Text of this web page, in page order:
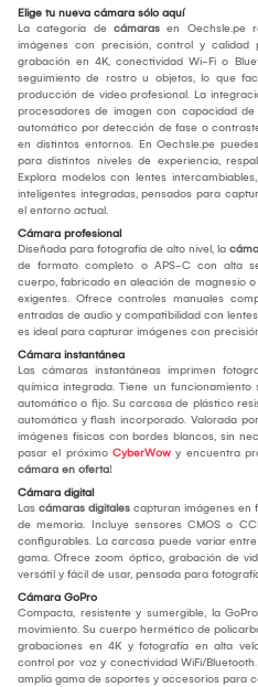
Elige tu nueva cámara sólo aquí
La categoría de cámaras en Oechsle.pe
imágenes con precisión, control y calidad
grabación en 4K, conectividad Wi-Fi o
seguimiento de rostro u objetos, lo que
producción de video profesional. La
procesadores de imagen con capacidad
automático por detección de fase o
en distintos entornos. En Oechsle.pe
para distintos niveles de experiencia,
Explora modelos con lentes
inteligentes integradas, pensados para
el entorno actual.
Cámara profesional
Diseñada para fotografía de alto nivel, la
de formato completo o APS-C con alta
cuerpo, fabricado en aleación de magnesio
exigentes. Ofrece controles manuales
entradas de audio y compatibilidad con
es ideal para capturar imágenes con
Cámara instantánea
Las cámaras instantáneas imprimen
química integrada. Tiene un
automático o fijo. Su carcasa de plástico
automática y flash incorporado. Valorada
imágenes físicas con bordes blancos, sin
pasar el próximo CyberWow y encuentra
cámara en oferta!
Cámara digital
Las cámaras digitales capturan imágenes en
de memoria. Incluye sensores CMOS o
configurables. La carcasa puede variar
gama. Ofrece zoom óptico, grabación de
versátil y fácil de usar, pensada para
Cámara GoPro
Compacta, resistente y sumergible, la
movimiento. Su cuerpo hermético de
grabaciones en 4K y fotografía en alta
control por voz y conectividad WiFi/
amplia gama de soportes y accesorios para